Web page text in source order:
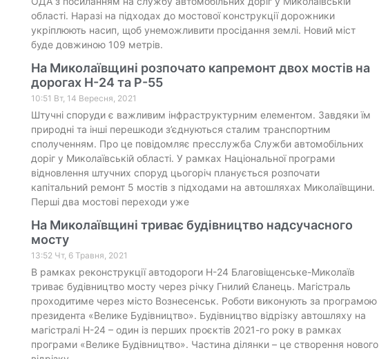
області. Наразі на підходах до мостової конструкції дорожники
укріплюють насип, щоб унеможливити просідання землі. Новий міст
буде довжиною 109 метрів.
На Миколаївщині розпочато капремонт двох мостів на
дорогах Н-24 та Р-55
10:51 Вт, 14 Вересня, 2021
Штучні споруди є важливим інфраструктурним елементом. Завдяки їм
природні та інші перешкоди з’єднуються сталим транспортним
сполученням. Про це повідомляє пресслужба Служби автомобільних
доріг у Миколаївській області. У рамках Національної програми
відновлення штучних споруд цьогоріч планується розпочати
капітальний ремонт 5 мостів з підходами на автошляхах Миколаївщини.
Перші два мостові переходи уже
На Миколаївщині триває будівництво надсучасного
мосту
13:52 Чт, 6 Травня, 2021
В рамках реконструкції автодороги Н-24 Благовіщенське-Миколаїв
триває будівництво мосту через річку Гнилий Єланець. Магістраль
проходитиме через місто Вознесенськ. Роботи виконують за програмою
президента «Велике Будівництво». Будівництво відрізку автошляху на
магістралі Н-24 – один із перших проєктів 2021-го року в рамках
програми «Велике Будівництво». Частина ділянки – це створення нового